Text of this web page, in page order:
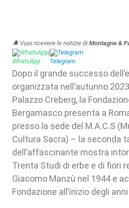
🔔 Vuoi ricevere le notizie di Montagne &
WhatsApp| Telegram
Dopo il grande successo
organizzata nell’autunno
Palazzo Creberg, la
Bergamasco presenta a
presso la sede del M.A.C.S
Cultura Sacra) – la seconda
dell’affascinante mostra
Trenta Studi di erbe e di fiori
Giacomo Manzù nel 1944 e
Fondazione all’inizio degli